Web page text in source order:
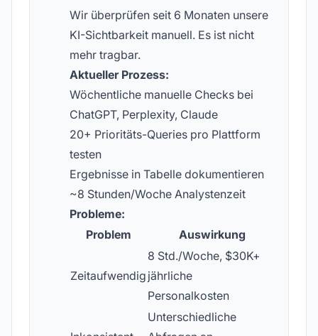
Wir überprüfen seit 6 Monaten unsere
KI-Sichtbarkeit manuell. Es ist nicht
mehr tragbar.
Aktueller Prozess:
Wöchentliche manuelle Checks bei
ChatGPT, Perplexity, Claude
20+ Prioritäts-Queries pro Plattform
testen
Ergebnisse in Tabelle dokumentieren
~8 Stunden/Woche Analystenzeit
Probleme:
Problem
Auswirkung
Zeitaufwendig
8 Std./Woche, $30K+
jährliche
Personalkosten
Unterschiedliche